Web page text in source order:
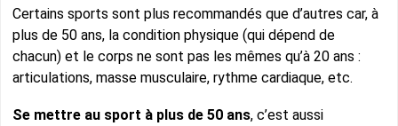
Certains sports sont plus recommandés que d’autres car, à
plus de 50 ans, la condition physique (qui dépend de
chacun) et le corps ne sont pas les mêmes qu’à 20 ans :
articulations, masse musculaire, rythme cardiaque, etc.
Se mettre au sport à plus de 50 ans, c’est aussi